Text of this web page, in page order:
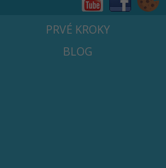
PRVÉ KROKY
BLOG